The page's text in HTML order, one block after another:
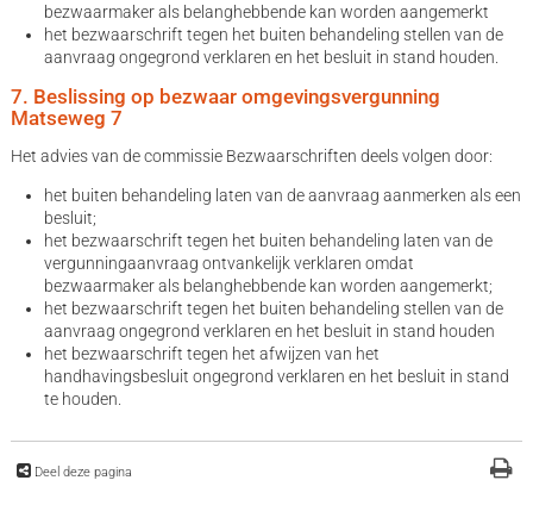
bezwaarmaker als belanghebbende kan worden aangemerkt
het bezwaarschrift tegen het buiten behandeling stellen van de
aanvraag ongegrond verklaren en het besluit in stand houden.
7. Beslissing op bezwaar omgevingsvergunning
Matseweg 7
Het advies van de commissie Bezwaarschriften deels volgen door:
het buiten behandeling laten van de aanvraag aanmerken als een
besluit;
het bezwaarschrift tegen het buiten behandeling laten van de
vergunningaanvraag ontvankelijk verklaren omdat
bezwaarmaker als belanghebbende kan worden aangemerkt;
het bezwaarschrift tegen het buiten behandeling stellen van de
aanvraag ongegrond verklaren en het besluit in stand houden
het bezwaarschrift tegen het afwijzen van het
handhavingsbesluit ongegrond verklaren en het besluit in stand
te houden.
Deel deze pagina